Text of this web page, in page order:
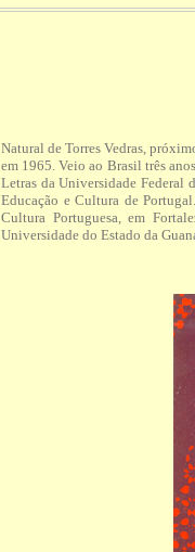
Natural de Torres Vedras,
em 1965. Veio ao Brasil três
Letras da Universidade
Educação e Cultura de
Cultura Portuguesa, em
Universidade do Estado da